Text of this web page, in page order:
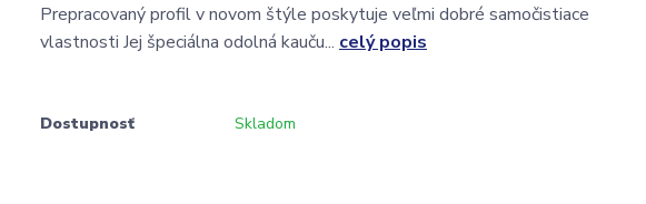
Prepracovaný profil v novom štýle poskytuje veľmi dobré samočistiace
vlastnosti Jej špeciálna odolná kauču... celý popis
Dostupnosť Skladom